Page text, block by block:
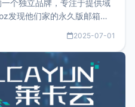
个独立品牌，专注于提供域
发现他们家的永久版邮箱服
下 NameCrane。注册
直接注册，必须要购买
2025-07-01